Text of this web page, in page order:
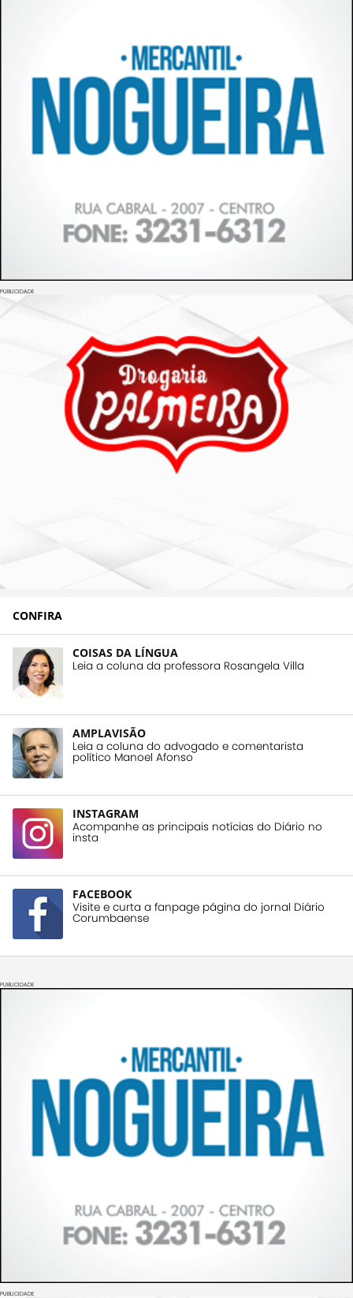
PUBLICIDADE
CONFIRA
COISAS DA LÍNGUA
Leia a coluna da professora Rosangela Villa
AMPLAVISÃO
Leia a coluna do advogado e comentarista
político Manoel Afonso
INSTAGRAM
Acompanhe as principais notícias do Diário no
insta
FACEBOOK
Visite e curta a fanpage página do jornal Diário
Corumbaense
PUBLICIDADE
PUBLICIDADE